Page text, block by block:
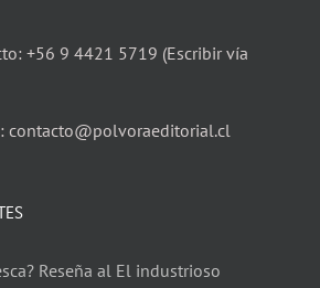
+56 9 4421 5719 (Escribir vía
contacto@polvoraeditorial.cl
Reseña al El industrioso